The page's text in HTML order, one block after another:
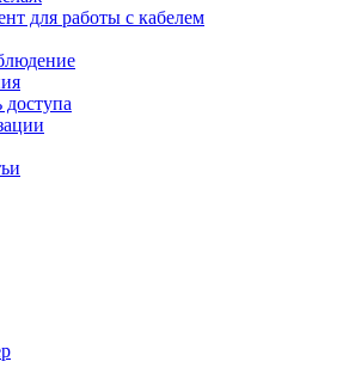
для работы с кабелем
доступа